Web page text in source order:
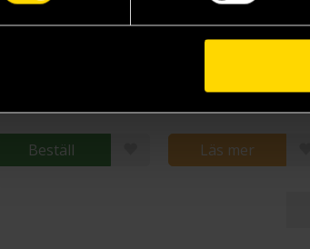
Beställ
539 kr
Läs mer